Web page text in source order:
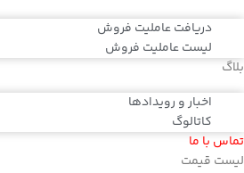
دریافت عاملیت فروش
لیست عاملیت فروش
بلاگ
اخبار و رویدادها
کاتالوگ
تماس با ما
لیست قیمت